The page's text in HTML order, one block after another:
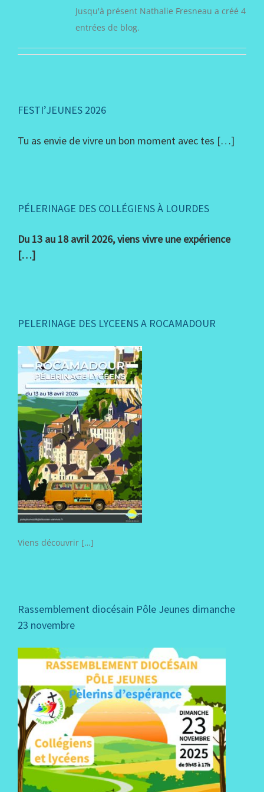
Jusqu'à présent Nathalie Fresneau a créé 4
entrées de blog.
FESTI’JEUNES 2026
Tu as envie de vivre un bon moment avec tes […]
PÉLERINAGE DES COLLÉGIENS À LOURDES
Du 13 au 18 avril 2026, viens vivre une expérience
[…]
PELERINAGE DES LYCEENS A ROCAMADOUR
Viens découvrir […]
Rassemblement diocésain Pôle Jeunes dimanche
23 novembre